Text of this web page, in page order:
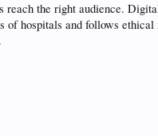
the right audience.
of hospitals and follows